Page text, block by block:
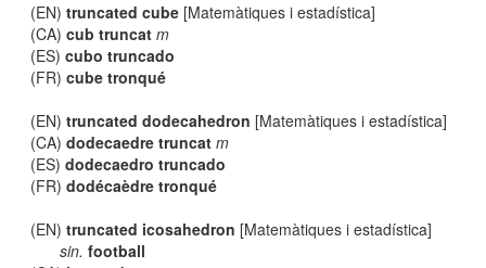
(EN)truncated cube [Matemàtiques i estadística]
(CA)cub truncat m
(ES)cubo truncado
(FR)cube tronqué
(EN)truncated dodecahedron [Matemàtiques i estadística]
(CA)dodecaedre truncat m
(ES)dodecaedro truncado
(FR)dodécaèdre tronqué
(EN)truncated icosahedron [Matemàtiques i estadística]
sin. football